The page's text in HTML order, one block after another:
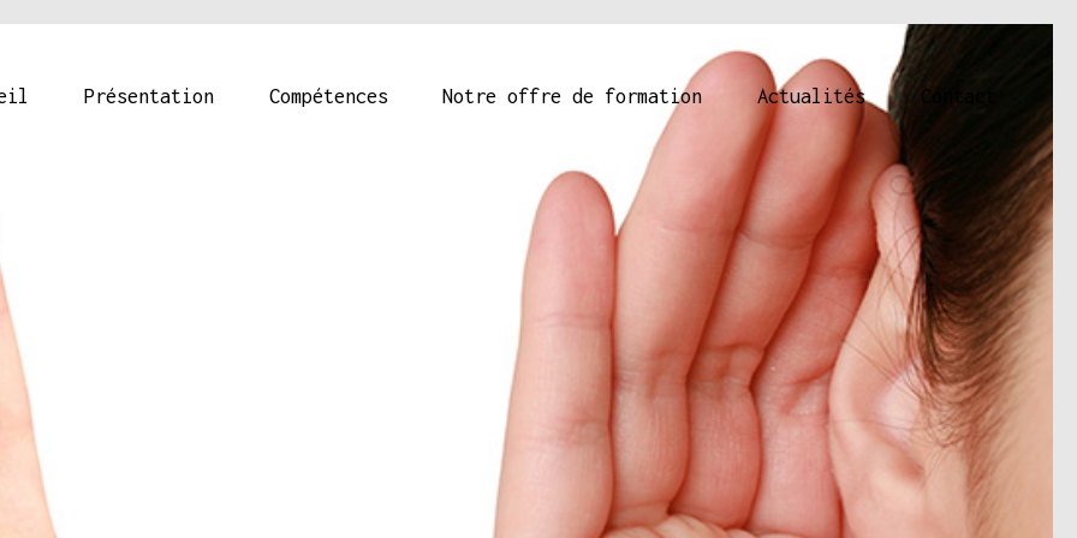
Présentation Compétences Notre offre de formation Actualités Contact